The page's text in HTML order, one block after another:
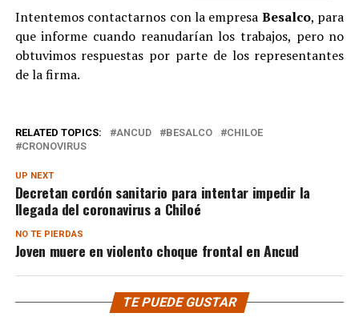
Intentemos contactarnos con la empresa Besalco, para
que informe cuando reanudarían los trabajos, pero no
obtuvimos respuestas por parte de los representantes
de la firma.
RELATED TOPICS: ANCUD BESALCO
CHILOE
CRONOVIRUS
UP NEXT
Decretan cordón sanitario para intentar impedir la
llegada del coronavirus a Chiloé
NO TE PIERDAS
Joven muere en violento choque frontal en Ancud
TE PUEDE GUSTAR